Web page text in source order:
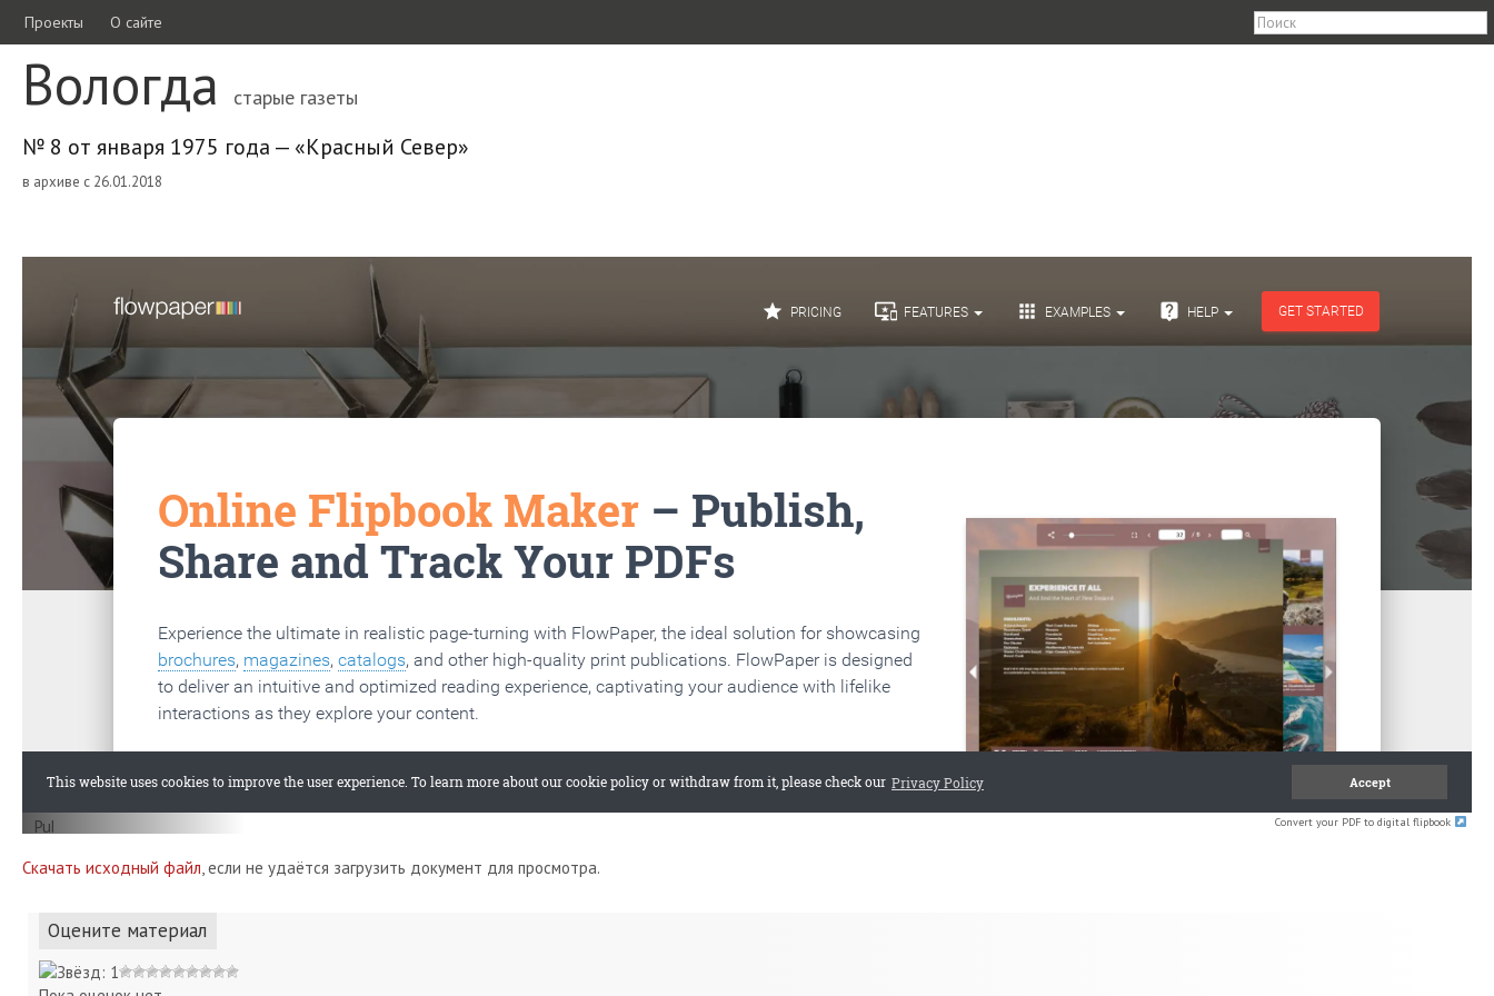
Проекты О сайте
Вологда старые газеты
№ 8 от января 1975 года — «Красный Север»
в архиве с 26.01.2018
Convert your PDF to digital flipbook
Скачать исходный файл, если не удаётся загрузить документ для просмотра.
Оцените материал